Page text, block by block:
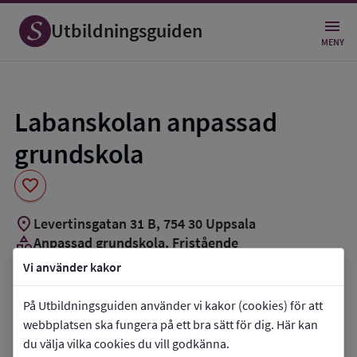
Vi använder kakor
På Utbildningsguiden använder vi kakor (cookies) för att
webbplatsen ska fungera på ett bra sätt för dig. Här kan
du välja vilka cookies du vill godkänna.
Utbildningsguiden MENY
Labanskolan anpassad
grundskola
favorite
Spara
som
favorit
location_on Levertinsgatan 31 B, 754 30 Uppsala
categoryAnpassad grundskola, Fristående
Vill du kontakta skolan?
phoneTelefon:018-505070
mail E-post: info@labanskolan.se